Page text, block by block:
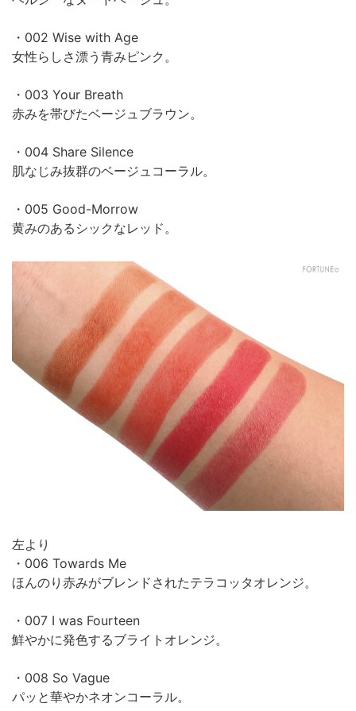
・002 Wise with Age
女性らしさ漂う青みピンク。
・003 Your Breath
赤みを帯びたベージュブラウン。
・004 Share Silence
肌なじみ抜群のベージュコーラル。
・005 Good-Morrow
黄みのあるシックなレッド。
左より
・006 Towards Me
ほんのり赤みがブレンドされたテラコッタオレンジ。
・007 I was Fourteen
鮮やかに発色するブライトオレンジ。
・008 So Vague
パッと華やかネオンコーラル。